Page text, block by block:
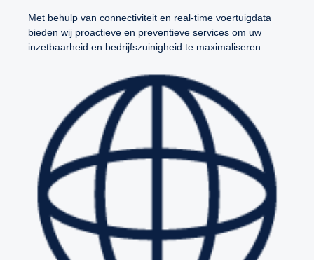
Met behulp van connectiviteit en real-time voertuigdata
bieden wij proactieve en preventieve services om uw
inzetbaarheid en bedrijfszuinigheid te maximaliseren.